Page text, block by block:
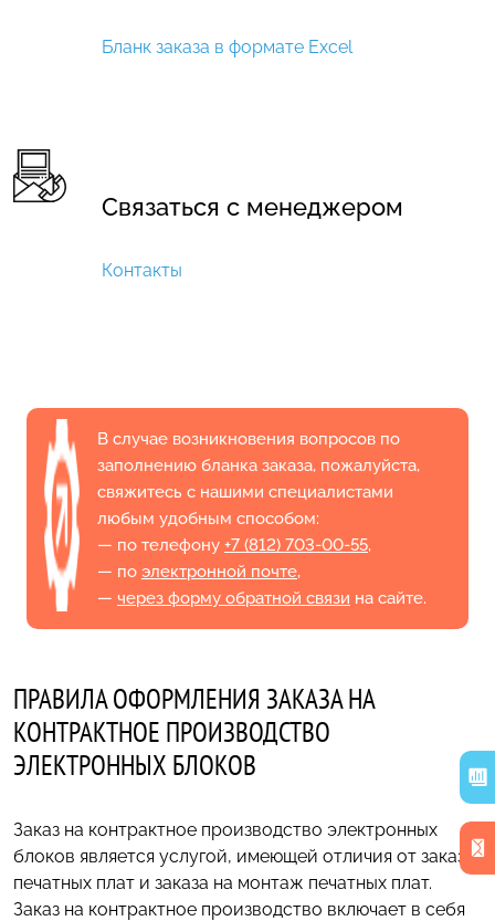
Бланк заказа в формате Excel
Связаться с менеджером
Контакты
В случае возникновения вопросов по
заполнению бланка заказа, пожалуйста,
свяжитесь с нашими специалистами
любым удобным способом:
— по телефону +7 (812) 703-00-55,
— по электронной почте,
— через форму обратной связи на сайте.
ПРАВИЛА ОФОРМЛЕНИЯ ЗАКАЗА НА
КОНТРАКТНОЕ ПРОИЗВОДСТВО
ЭЛЕКТРОННЫХ БЛОКОВ
Заказ на контрактное производство электронных
блоков является услугой, имеющей отличия от заказа
печатных плат и заказа на монтаж печатных плат.
Заказ на контрактное производство включает в себя